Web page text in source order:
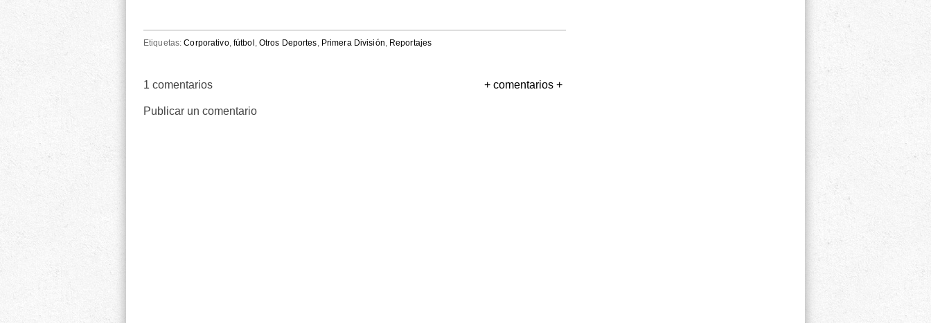
Etiquetas:Corporativo, fútbol , Otros Deportes, Primera División, Reportajes
+ comentarios +
1 comentarios
Publicar un comentario